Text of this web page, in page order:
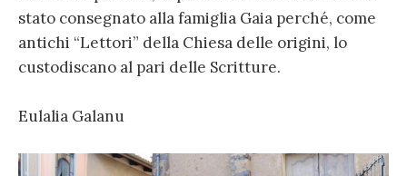
stato consegnato alla famiglia Gaia perché, come
antichi “Lettori” della Chiesa delle origini, lo
custodiscano al pari delle Scritture.
Eulalia Galanu